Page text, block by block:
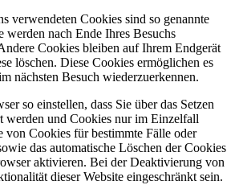
verwendeten Cookies sind so genannte
werden nach Ende Ihres Besuchs
Cookies bleiben auf Ihrem Endgerät
löschen. Diese Cookies ermöglichen es
nächsten Besuch wiederzuerkennen.
so einstellen, dass Sie über das Setzen
werden und Cookies nur im Einzelfall
von Cookies für bestimmte Fälle oder
das automatische Löschen der Cookies
aktivieren. Bei der Deaktivierung von
dieser Website eingeschränkt sein.